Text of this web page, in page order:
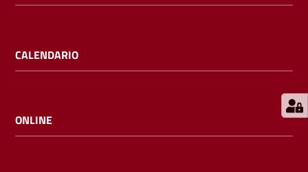
i
l
CALENDARIO
ONLINE